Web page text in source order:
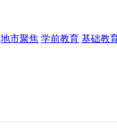
地市聚焦 学前教育 基础教